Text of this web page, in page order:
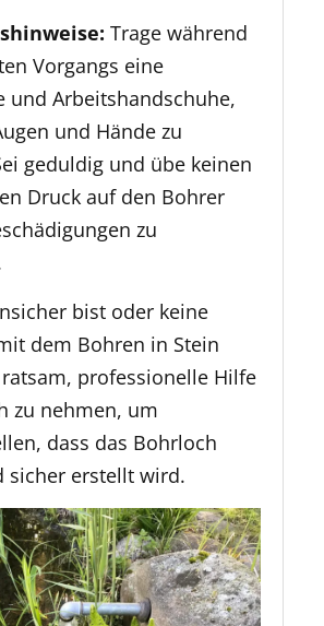
Trage während
Vorgangs eine
und Arbeitshandschuhe,
und Hände zu
geduldig und übe keinen
Druck auf den Bohrer
zu
bist oder keine
dem Bohren in Stein
professionelle Hilfe
zu nehmen, um
dass das Bohrloch
sicher erstellt wird.